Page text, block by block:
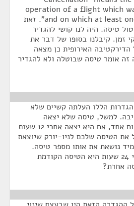
operation of a flight which
and on which at least one place was reserved". זאת
טיסה. היה לנו קושי להגדיר
זמן. קיבלנו בסופו של דבר את
אבל הדירקטיבה האירופית כן מצאה
זה אומר טיסה שבוטלה ולא להגדיר
הללו העלתה קשיים שלא
למשל, טיסה שלא יצאה
ושהוזמן אליה לפחות מקום אחד, אם היא יצאה אחרי 12 שעות
את הטיסה שלכם לניו-יורק שיוצאת
ב-24:05 ושתמיד נושאת את אותו מספר טיסה.
האם הטיסה שיצאה אחרי 24 שעות היא הטיסה הקודמת
אחרת?